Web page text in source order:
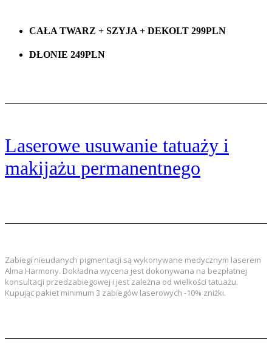
CAŁA TWARZ + SZYJA + DEKOLT 299PLN
DŁONIE 249PLN
Laserowe usuwanie tatuaży i
makijażu permanentnego
Zabiegi nieudanych pigmentacji są wykonywane medycznym laserem
Alma Harmony. Dokładna wycena jest dokonywana na bezpłatnej
konsultacji przedzabiegowej i jest zależna od wielkości tatuażu.
Kupując pakiet minimum 3 zabiegów laserowych -10% zniżki.